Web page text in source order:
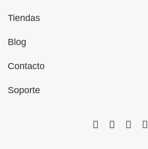
Tiendas
Blog
Contacto
Soporte